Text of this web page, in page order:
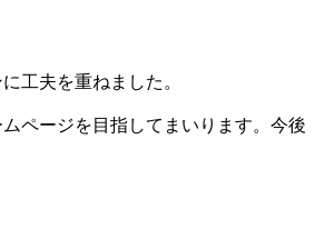
工夫を重ねました。
ページを目指してまいります。今後